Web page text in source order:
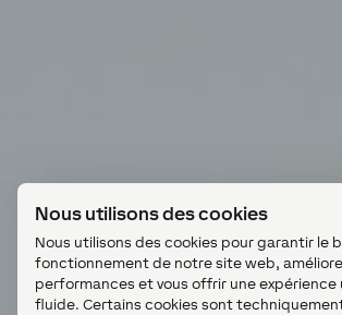
Nous utilisons des cookies
Nous utilisons des cookies pour garantir le
fonctionnement de notre site web,
performances et vous offrir une
fluide. Certains cookies sont